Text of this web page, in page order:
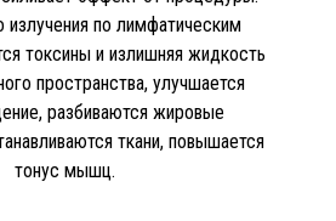
излучения по лимфатическим
токсины и излишняя жидкость
пространства, улучшается
разбиваются жировые
ткани, повышается
тонус мышц.